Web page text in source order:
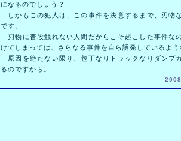
になるのでしょう？
しかもこの犯人は、この事件を決意するまで、刃物
です。
刃物に普段触れない人間だからこそ起こした事件な
けてしまっては、さらなる事件を自ら誘発しているよう
原因を絶たない限り、包丁なりトラックなりダンプ
るのですから。